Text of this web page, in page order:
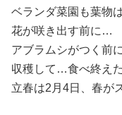
ベランダ菜園も葉物
花が咲き出す前に…
アブラムシがつく前
収穫して…食べ終えた
立春は2月4日、春が